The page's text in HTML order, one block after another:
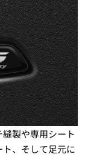
製や専用シート
、そして足元に